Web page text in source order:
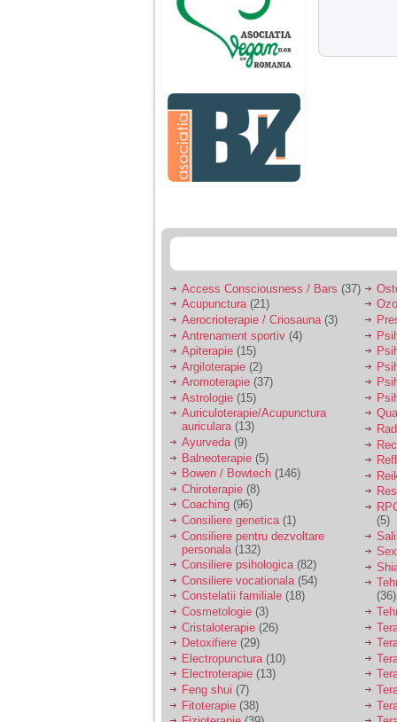
ei, am fost o mama
egoista, preocupata
de implinirea
profesionala, cand ea
era mica am neglijat-
agresiva, orice
greseala era taxata cu
o palma sau pedepse.
De 4 ani am o relatie
serioasa cu un barbat
sa se manifeste o
Ma aflu aici pentru ca
vreau sa stiu daca am
nevoie de un psiholog
sau psihiatru.
Sunt casatorita, am
31 de ani si un copil in
varsta de 2 ani care
mi-e lumina ochilor.
De ceva timp simt ca
mi s-a adunat
oboseala, o oboseala
cronica de care nu pot
scapa si simt ca din
cauza ei nu pot
controla nervii si
cateodata are copilul
de suferit.
Am o bariera peste
care nu pot trece:
prietena mea a ramas
insarcinata cu o fata.
Am fost de comun
acord sa facem un
copil, cu gandul ca e
baiat.
Access Consciousness / Bars (37)
Acupunctura(21)
Aerocrioterapie / Criosauna (3)
Antrenament sportiv (4)
Apiterapie (15)
Argiloterapie (2)
Aromoterapie (37)
Astrologie (15)
Auriculoterapie/Acupunctura
auriculara(13)
Ayurveda(9)
Balneoterapie (5)
Bowen / Bowtech (146)
Chiroterapie (8)
Coaching (96)
Consiliere genetica(1)
Consiliere pentru dezvoltare
personala (132)
Consiliere psihologica(82)
Consiliere vocationala (54)
Constelatii familiale (18)
Cosmetologie (3)
Cristaloterapie (26)
Detoxifiere (29)
Electropunctura (10)
Electroterapie (13)
Feng shui (7)
Fitoterapie (38)
(5)
(36)